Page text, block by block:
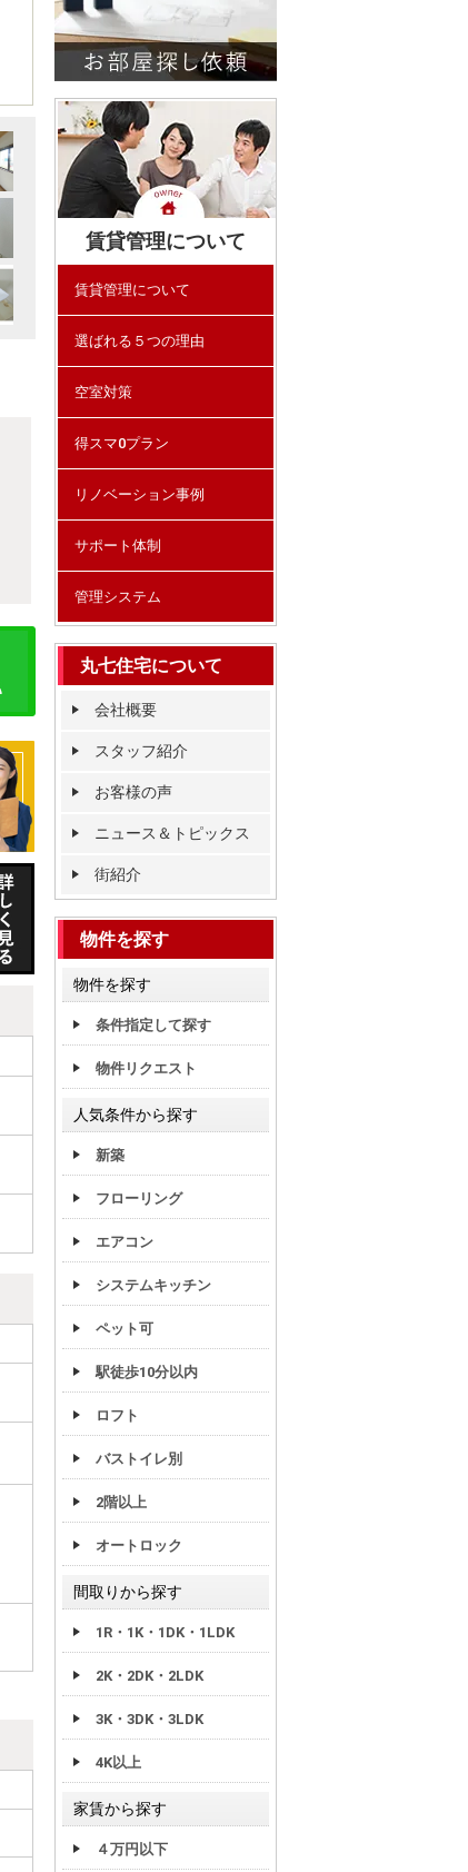
賃貸管理について
賃貸管理について
選ばれる５つの理由
空室対策
得スマ0プラン
リノベーション事例
サポート体制
管理システム
丸七住宅について
会社概要
スタッフ紹介
お客様の声
ニュース＆トピックス
街紹介
物件を探す
物件を探す
条件指定して探す
物件リクエスト
人気条件から探す
新築
フローリング
エアコン
システムキッチン
ペット可
駅徒歩10分以内
ロフト
バストイレ別
2階以上
オートロック
間取りから探す
1R・1K・1DK・1LDK
2K・2DK・2LDK
3K・3DK・3LDK
4K以上
家賃から探す
４万円以下